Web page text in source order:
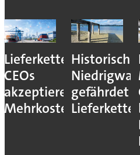
Lieferkettenresilienz:
CEOs
akzeptieren
Mehrkosten
gefährdet